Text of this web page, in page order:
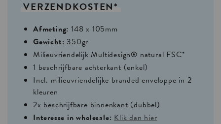
VERZENDKOSTEN*
Afmeting: 148 x 105mm
Gewicht: 350gr
Milieuvriendelijk Multidesign® natural FSC*
1 beschrijfbare achterkant (enkel)
Incl. milieuvriendelijke branded enveloppe in 2
kleuren
2x beschrijfbare binnenkant (dubbel)
Interesse in wholesale: Klik dan hier